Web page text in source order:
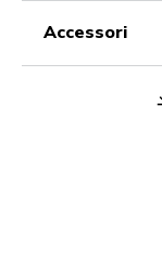
accessori